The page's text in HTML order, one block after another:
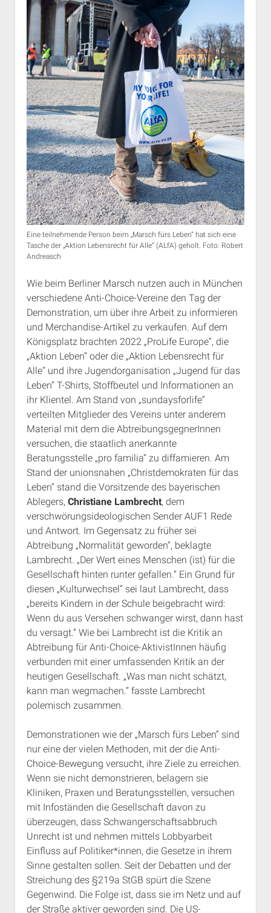
Eine teilnehmende Person beim „Marsch fürs Leben“ hat sich eine
Tasche der „Aktion Lebensrecht für Alle“ (ALfA) geholt. Foto: Robert
Andreasch
Wie beim Berliner Marsch nutzen auch in München
verschiedene Anti-Choice-Vereine den Tag der
Demonstration, um über ihre Arbeit zu informieren
und Merchandise-Artikel zu verkaufen. Auf dem
Königsplatz brachten 2022 „ProLife Europe“, die
„Aktion Leben“ oder die „Aktion Lebensrecht für
Alle“ und ihre Jugendorganisation „Jugend für das
Leben“ T-Shirts, Stoffbeutel und Informationen an
ihr Klientel. Am Stand von „sundaysforlife“
verteilten Mitglieder des Vereins unter anderem
Material mit dem die AbtreibungsgegnerInnen
versuchen, die staatlich anerkannte
Beratungsstelle „pro familia“ zu diffamieren. Am
Stand der unionsnahen „Christdemokraten für das
Leben“ stand die Vorsitzende des bayerischen
Ablegers, Christiane Lambrecht, dem
verschwörungsideologischen Sender AUF1 Rede
und Antwort. Im Gegensatz zu früher sei
Abtreibung „Normalität geworden“, beklagte
Lambrecht. „Der Wert eines Menschen (ist) für die
Gesellschaft hinten runter gefallen.“ Ein Grund für
diesen „Kulturwechsel“ sei laut Lambrecht, dass
„bereits Kindern in der Schule beigebracht wird:
Wenn du aus Versehen schwanger wirst, dann hast
du versagt.“ Wie bei Lambrecht ist die Kritik an
Abtreibung für Anti-Choice-AktivistInnen häufig
verbunden mit einer umfassenden Kritik an der
heutigen Gesellschaft. „Was man nicht schätzt,
kann man wegmachen.“ fasste Lambrecht
polemisch zusammen.
Demonstrationen wie der „Marsch fürs Leben“ sind
nur eine der vielen Methoden, mit der die Anti-
Choice-Bewegung versucht, ihre Ziele zu erreichen.
Wenn sie nicht demonstrieren, belagern sie
Kliniken, Praxen und Beratungsstellen, versuchen
mit Infoständen die Gesellschaft davon zu
überzeugen, dass Schwangerschaftsabbruch
Unrecht ist und nehmen mittels Lobbyarbeit
Einfluss auf Politiker*innen, die Gesetze in ihrem
Sinne gestalten sollen. Seit der Debatten und der
Streichung des §219a StGB spürt die Szene
Gegenwind. Die Folge ist, dass sie im Netz und auf
der Straße aktiver geworden sind. Die US-